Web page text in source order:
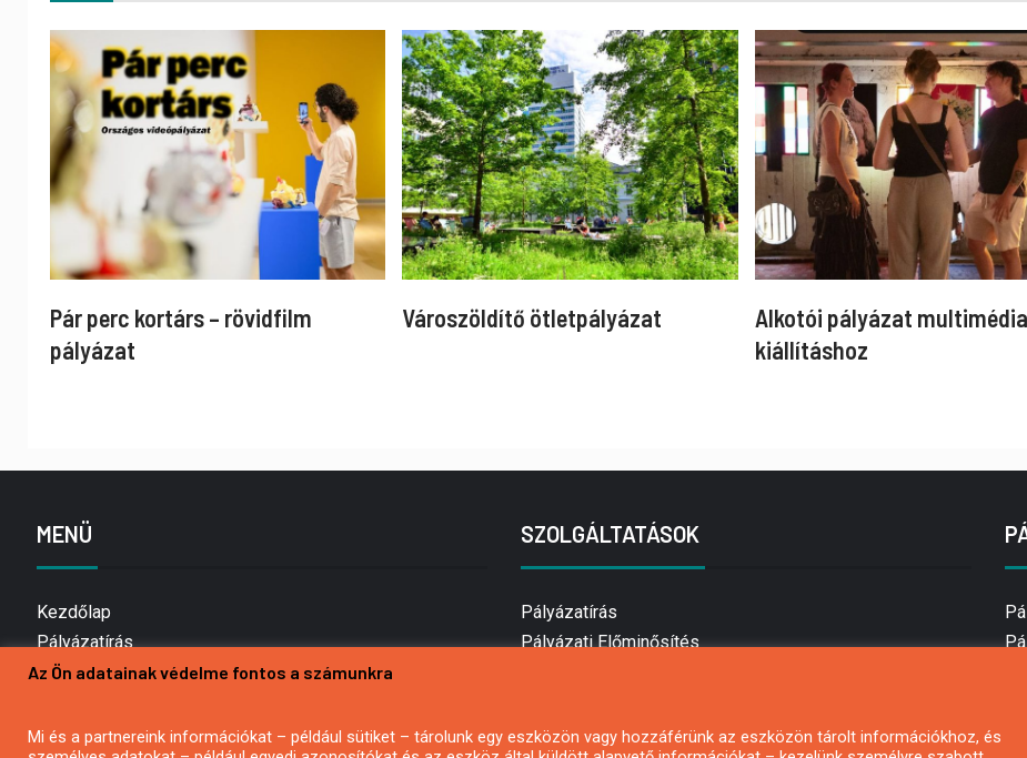
Pár perc kortárs – rövidfilm
pályázat
Városzöldítő ötletpályázat
Alkotói pályázat
kiállításhoz
MENÜ
Kezdőlap
Pályázatírás
Bemutatkozás
Hírlevél feliratkozás
SZOLGÁLTATÁSOK
Pályázatírás
Pályázati Előminősítés
Mezőgazdasági pályázatírás
Az Ön adatainak védelme fontos a számunkra
Mi és a partnereink információkat – például sütiket – tárolunk egy eszközön vagy hozzáférünk az eszközön tárolt információkhoz, és